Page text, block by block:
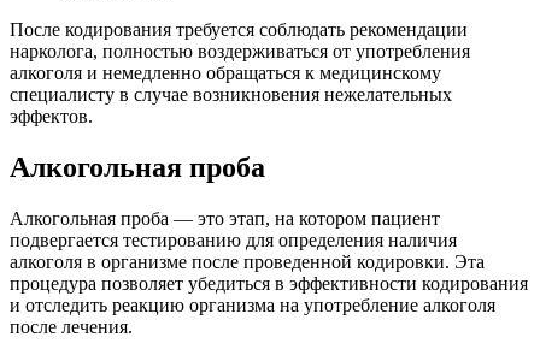
После кодирования требуется соблюдать рекомендации
нарколога, полностью воздерживаться от употребления
алкоголя и немедленно обращаться к медицинскому
специалисту в случае возникновения нежелательных
эффектов.
Алкогольная проба
Алкогольная проба — это этап, на котором пациент
подвергается тестированию для определения наличия
алкоголя в организме после проведенной кодировки. Эта
процедура позволяет убедиться в эффективности кодирования
и отследить реакцию организма на употребление алкоголя
после лечения.